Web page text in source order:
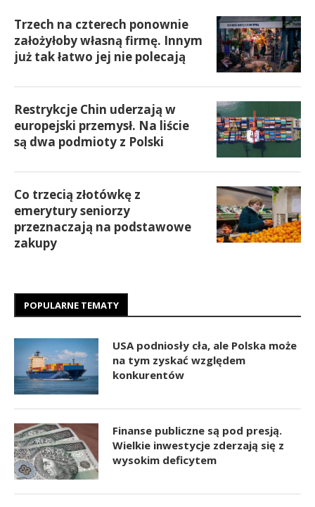
Trzech na czterech ponownie
założyłoby własną firmę. Innym
już tak łatwo jej nie polecają
Restrykcje Chin uderzają w
europejski przemysł. Na liście
są dwa podmioty z Polski
Co trzecią złotówkę z
emerytury seniorzy
przeznaczają na podstawowe
zakupy
POPULARNE TEMATY
USA podniosły cła, ale Polska może
na tym zyskać względem
konkurentów
Finanse publiczne są pod presją.
Wielkie inwestycje zderzają się z
wysokim deficytem